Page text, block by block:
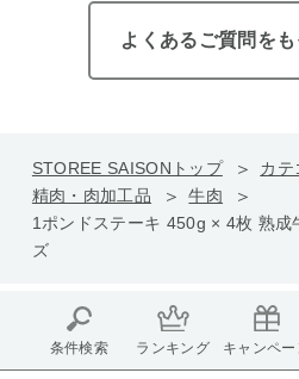
よくあるご質問を
STOREE SAISONトップ カテ
精肉・肉加工品
牛肉
1ポンドステーキ 450g × 4枚 熟成
ズ
条件検索 ランキング キャンペー